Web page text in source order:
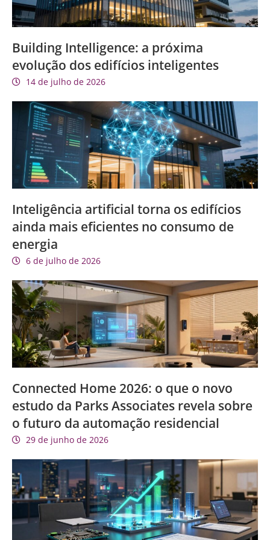
Building Intelligence: a próxima
evolução dos edifícios inteligentes
14 de julho de 2026
Inteligência artificial torna os edifícios
ainda mais eficientes no consumo de
energia
6 de julho de 2026
Connected Home 2026: o que o novo
estudo da Parks Associates revela sobre
o futuro da automação residencial
29 de junho de 2026